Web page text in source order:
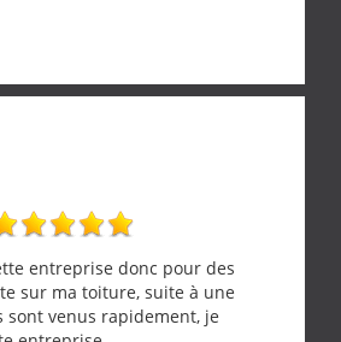
entreprise donc pour des
sur ma toiture, suite à une
sont venus rapidement, je